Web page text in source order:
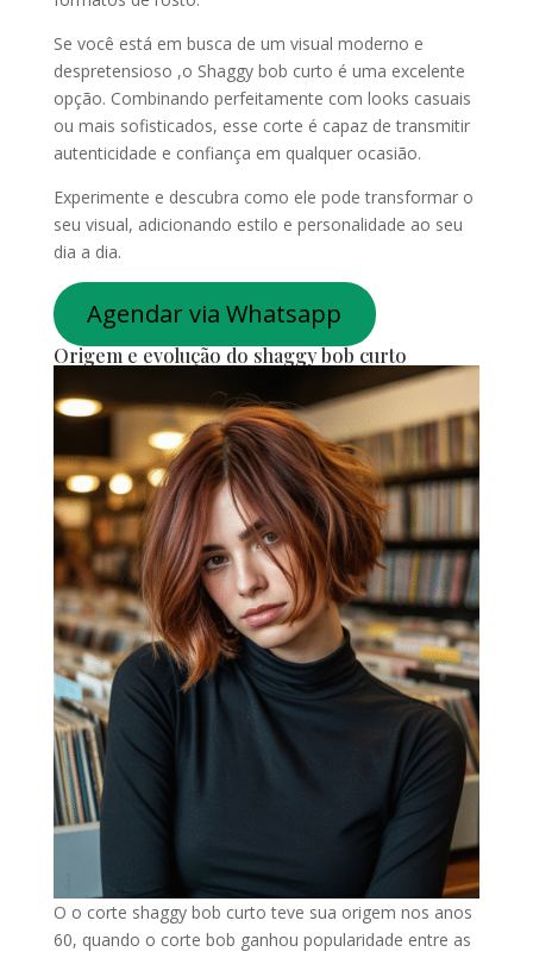
Se você está em busca de um visual moderno e
despretensioso ,o Shaggy bob curto é uma excelente
opção. Combinando perfeitamente com looks casuais
ou mais sofisticados, esse corte é capaz de transmitir
autenticidade e confiança em qualquer ocasião.
Experimente e descubra como ele pode transformar o
seu visual, adicionando estilo e personalidade ao seu
dia a dia.
Agendar via Whatsapp
Origem e evolução do shaggy bob curto
O o corte shaggy bob curto teve sua origem nos anos
60, quando o corte bob ganhou popularidade entre as